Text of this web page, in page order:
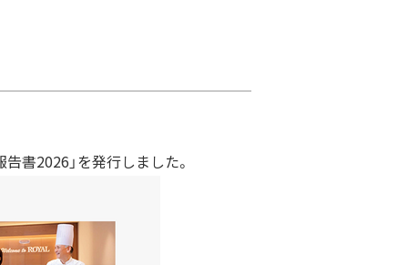
書2026」を発行しました。